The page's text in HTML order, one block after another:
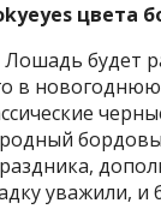
eyes цвета
Лошадь будет
в
уважили, и